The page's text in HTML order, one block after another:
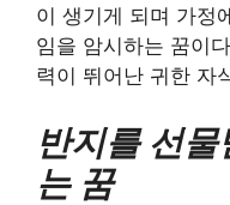
이 생기게 되며 가정
임을 암시하는 꿈이
력이 뛰어난 귀한 자
반지를 선
는 꿈